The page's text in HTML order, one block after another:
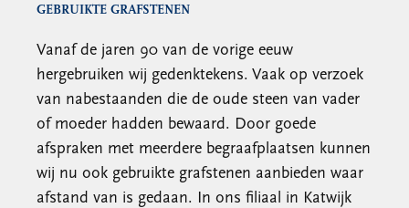
GEBRUIKTE GRAFSTENEN
Vanaf de jaren 90 van de vorige eeuw
hergebruiken wij gedenktekens. Vaak op verzoek
van nabestaanden die de oude steen van vader
of moeder hadden bewaard. Door goede
afspraken met meerdere begraafplaatsen kunnen
wij nu ook gebruikte grafstenen aanbieden waar
afstand van is gedaan. In ons filiaal in Katwijk